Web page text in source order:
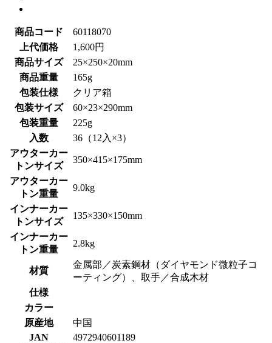
商品コード
60118070
上代価格
1,600円
商品サイズ
25×250×20mm
商品重量
165g
包装仕様
クリア箱
包装サイズ
60×23×290mm
包装重量
225g
入数
36（12入×3）
アウターカー
トンサイズ
350×415×175mm
アウターカー
トン重量
9.0kg
インナーカー
トンサイズ
135×330×150mm
インナーカー
トン重量
2.8kg
材質
金属部／炭素鋼材（ダイヤモンド微粒子コ
ーティング）、取手／合成木材
仕様
カラー
原産地
中国
JAN
4972940601189